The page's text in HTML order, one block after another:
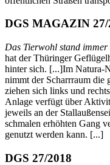
DGS MAGAZIN 27/
Das Tierwohl stand immer
hat der Thüringer
hinter sich. [...]Im Natura-
nimmt der Scharrraum die
ziehen sich links und
Anlage verfügt über
jeweils an der
schmalen erhöhten Gang
genutzt werden kann. [...]
DGS 27/2018